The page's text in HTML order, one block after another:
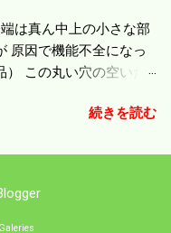
県の作況指数は98だと
が正しいと思うが こん
食協という米を扱う会
ウンカの被害と トリプル
はどんなことになるの
端は真ん中上の小さな部
原因で機能不全になっ
この丸い穴の空いた
ーになっている。 シャ
。 部品のステンレスの
い部品は鋳物で恐ろし
あるが本体を買うこと
続きを読む
Galeries